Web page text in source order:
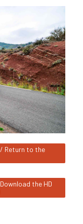
Return to the
the HD